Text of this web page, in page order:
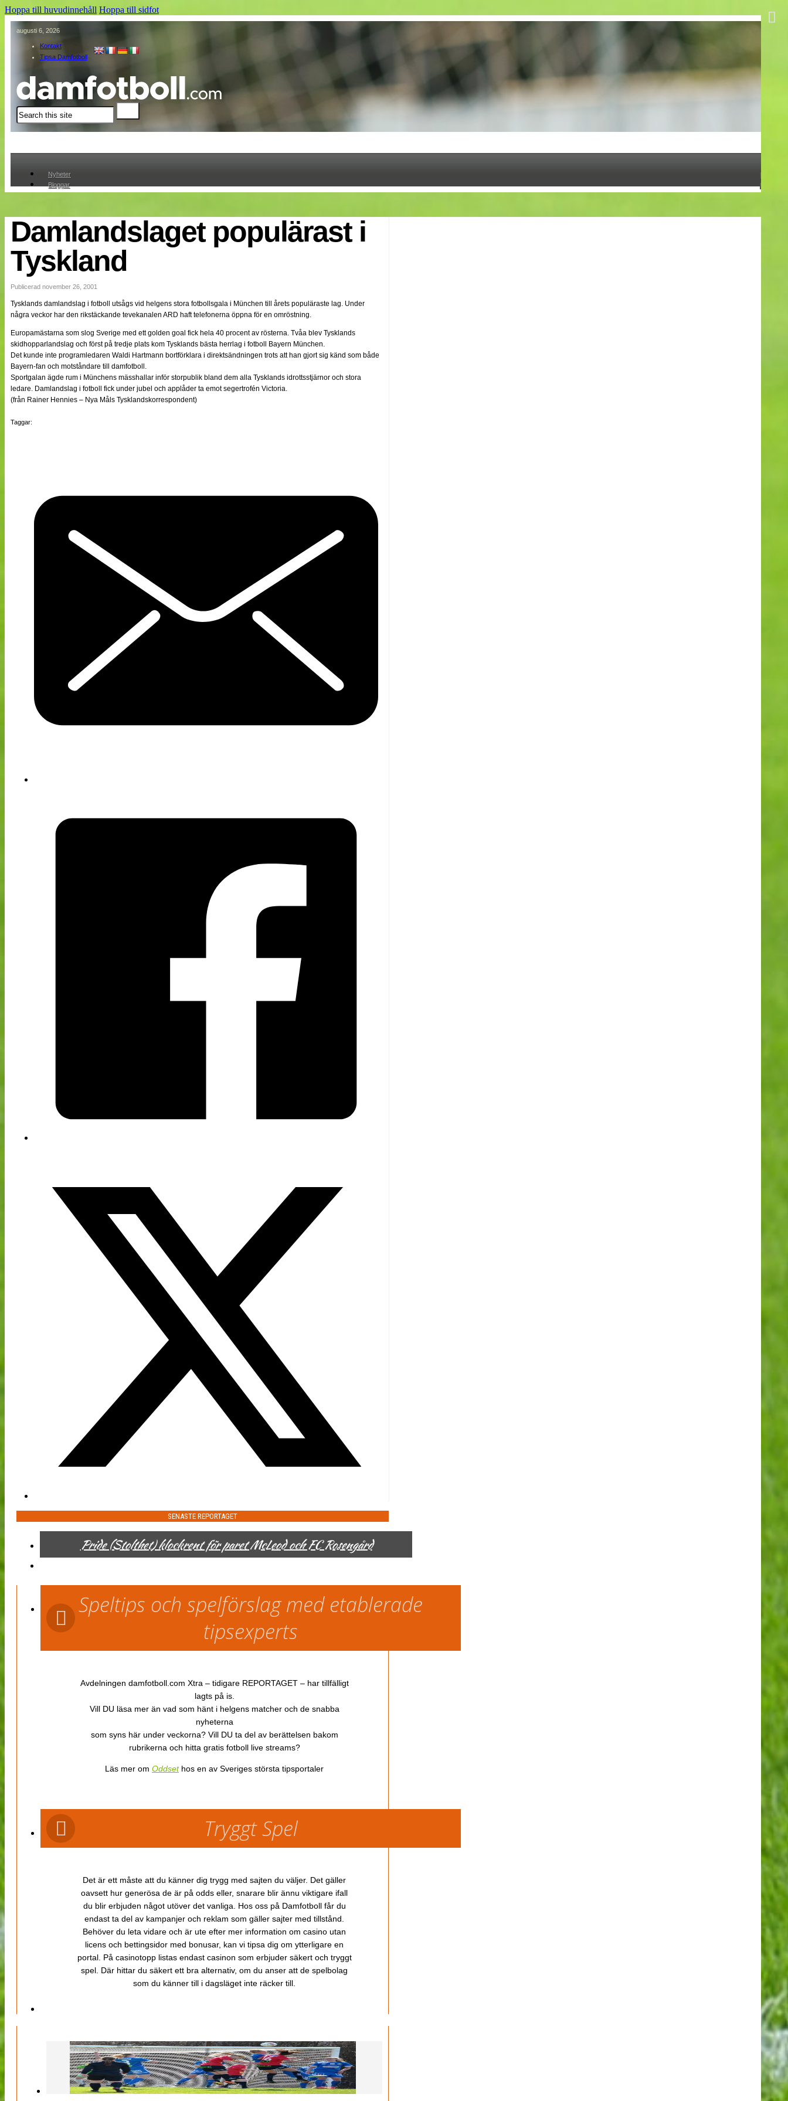
Hoppa till huvudinnehåll Hoppa till sidfot
augusti 6, 2026
Kontakt
Tipsa Damfotboll
Sök
Nyheter
Bloggar
Cuper
Medlemmar
Medlemsbilder
Om oss
NÄTverket
Nyheter
Bloggar
Lagen
Webb-TV
Cuper
Medlemmar
Medlemsbilder
Till klubbkassan
Om oss
Damlandslaget populärast i
Tyskland
Publicerad november 26, 2001
Tysklands damlandslag i fotboll utsågs vid helgens stora fotbollsgala i München till årets populäraste lag. Under
några veckor har den rikstäckande tevekanalen ARD haft telefonerna öppna för en omröstning.
Europamästarna som slog Sverige med ett golden goal fick hela 40 procent av rösterna. Tvåa blev Tysklands
skidhopparlandslag och först på tredje plats kom Tysklands bästa herrlag i fotboll Bayern München.
Det kunde inte programledaren Waldi Hartmann bortförklara i direktsändningen trots att han gjort sig känd som både
Bayern-fan och motståndare till damfotboll.
Sportgalan ägde rum i Münchens mässhallar inför storpublik bland dem alla Tysklands idrottsstjärnor och stora
ledare. Damlandslag i fotboll fick under jubel och applåder ta emot segertrofén Victoria.
(från Rainer Hennies – Nya Måls Tysklandskorrespondent)
Taggar:
SENASTE REPORTAGET
Pride (Stolthet) klockrent för paret McLeod och FC Rosengård
Speltips och spelförslag med etablerade
tipsexperts
Avdelningen damfotboll.com Xtra – tidigare REPORTAGET – har tillfälligt
lagts på is.
Vill DU läsa mer än vad som hänt i helgens matcher och de snabba
nyheterna
som syns här under veckorna? Vill DU ta del av berättelsen bakom
rubrikerna och hitta gratis fotboll live streams?
Läs mer om Oddsethos en av Sveriges största tipsportaler
Tryggt Spel
Det är ett måste att du känner dig trygg med sajten du väljer. Det gäller
oavsett hur generösa de är på odds eller, snarare blir ännu viktigare ifall
du blir erbjuden något utöver det vanliga. Hos oss på Damfotboll får du
endast ta del av kampanjer och reklam som gäller sajter med tillstånd.
Behöver du leta vidare och är ute efter mer information om casino utan
licens och bettingsidor med bonusar, kan vi tipsa dig om ytterligare en
portal. På casinotopp listas endast casinon som erbjuder säkert och tryggt
spel. Där hittar du säkert ett bra alternativ, om du anser att de spelbolag
som du känner till i dagsläget inte räcker till.